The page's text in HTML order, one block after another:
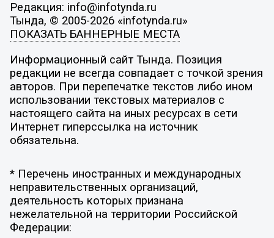
Редакция: info@infotynda.ru
Тында, © 2005-2026 «infotynda.ru»
ПОКАЗАТЬ БАННЕРНЫЕ МЕСТА
Информационный сайт Тында. Позиция
редакции не всегда совпадает с точкой зрения
авторов. При перепечатке текстов либо ином
использовании текстовых материалов с
настоящего сайта на иных ресурсах в сети
Интернет гиперссылка на источник
обязательна.
* Перечень иностранных и международных
неправительственных организаций,
деятельность которых признана
нежелательной на территории Российской
Федерации: